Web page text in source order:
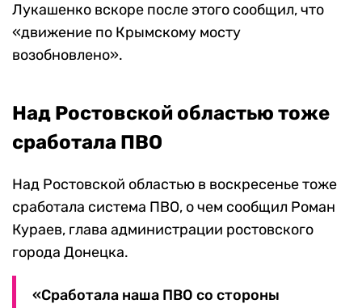
Лукашенко вскоре после этого сообщил, что
«движение по Крымскому мосту
возобновлено».
Над Ростовской областью тоже
сработала ПВО
Над Ростовской областью в воскресенье тоже
сработала система ПВО, о чем сообщил Роман
Кураев, глава администрации ростовского
города Донецка.
«Сработала наша ПВО со стороны